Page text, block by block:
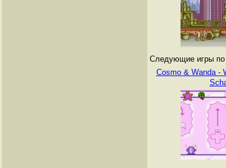
Следующие игры по
Cosmo & Wanda -